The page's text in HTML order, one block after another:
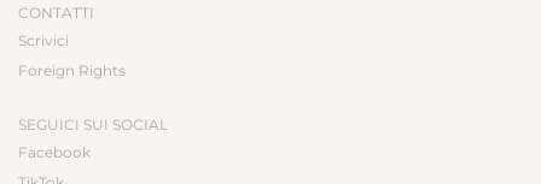
CONTATTI
Scrivici
Foreign Rights
SEGUICI SUI SOCIAL
Facebook